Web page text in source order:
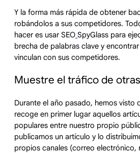
Y la forma más rápida de obtener
robándolos a sus competidores.
hacer es usar SEO SpyGlass para
brecha de palabras clave y
vinculan con sus competidores.
Muestre el tráfico de
Durante el año pasado, hemos visto
recoge en primer lugar aquellos
populares entre nuestro propio
publicamos un artículo y lo
propios canales (correo electrónico,